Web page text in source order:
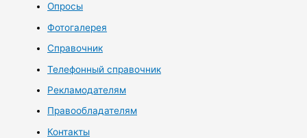
Опросы
Фотогалерея
Справочник
Телефонный справочник
Рекламодателям
Правообладателям
Контакты